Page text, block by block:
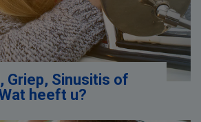
Griep, Sinusitis of
heeft u?